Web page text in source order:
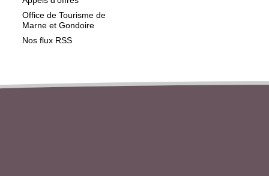
Office de Tourisme de
Marne et Gondoire
Nos flux RSS